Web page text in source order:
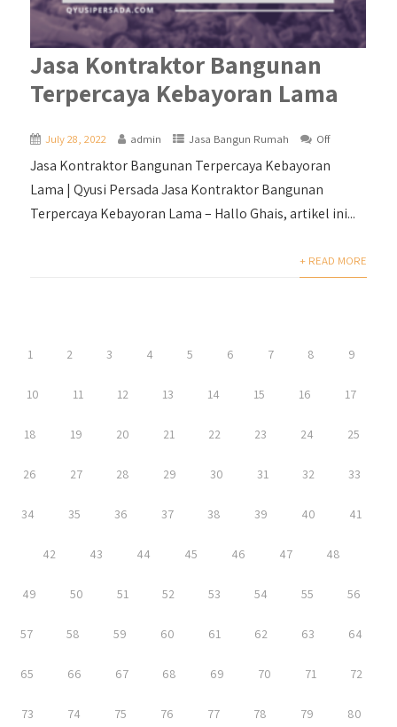
Jasa Kontraktor Bangunan
Terpercaya Kebayoran Lama
July 28, 2022 admin Jasa Bangun Rumah Off
Jasa Kontraktor Bangunan Terpercaya Kebayoran
Lama | Qyusi Persada Jasa Kontraktor Bangunan
Terpercaya Kebayoran Lama – Hallo Ghais, artikel ini...
+ READ MORE
1 2 3 4 5 6 7 8 9
10 11 12 13 14 15 16 17
18 19 20 21 22 23 24 25
26 27 28 29 30 31 32 33
34 35 36 37 38 39 40 41
42 43 44 45 46 47 48
49 50 51 52 53 54 55 56
57 58 59 60 61 62 63 64
65 66 67 68 69 70 71 72
73 74 75 76 77 78 79 80